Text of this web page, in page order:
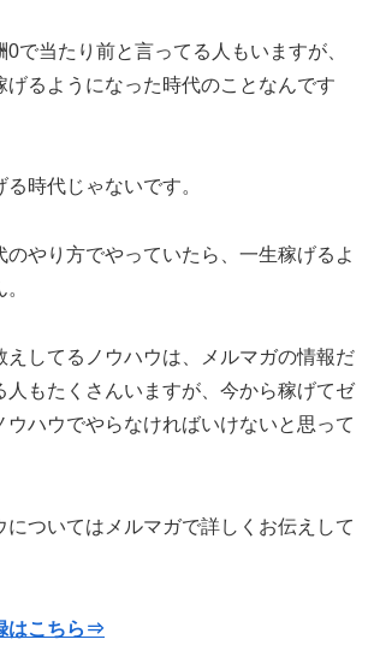
で当たり前と言ってる人もいますが、
げるようになった時代のことなんです
時代じゃないです。
のやり方でやっていたら、一生稼げるよ
えしてるノウハウは、メルマガの情報だ
人もたくさんいますが、今から稼げてゼ
ウハウでやらなければいけないと思って
についてはメルマガで詳しくお伝えして
はこちら⇒